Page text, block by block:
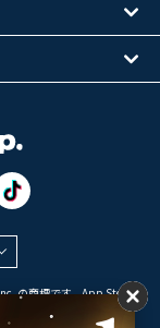
の商標です。App Store は